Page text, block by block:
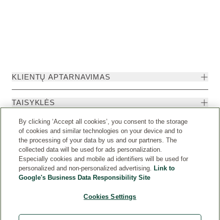
KLIENTŲ APTARNAVIMAS
TAISYKLĖS
Weleda International © Weleda 2026
By clicking ‘Accept all cookies’, you consent to the storage
of cookies and similar technologies on your device and to
the processing of your data by us and our partners. The
collected data will be used for ads personalization.
Especially cookies and mobile ad identifiers will be used for
personalized and non-personalized advertising. Link to
Google's Business Data Responsibility Site
Cookies Settings